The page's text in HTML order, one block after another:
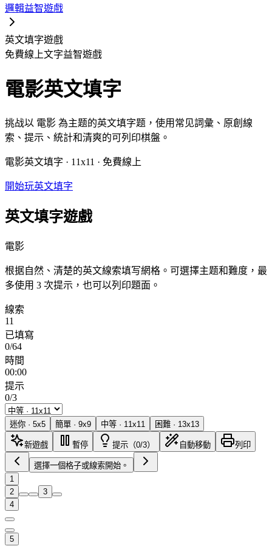
邏輯益智遊戲
英文填字遊戲
免費線上文字益智遊戲
電影英文填字
挑战以 電影 為主题的英文填字题，使用常见詞彙、原創線
索、提示、統計和清爽的可列印棋盤。
電影英文填字 · 11x11 · 免費線上
開始玩英文填字
英文填字遊戲
電影
根据自然、清楚的英文線索填写網格。可選擇主题和難度，最
多使用 3 次提示，也可以列印題面。
線索
11
已填寫
0/64
時間
00:00
提示
0/3
迷你 · 5x5 簡單 · 9x9 中等 · 11x11 困難 · 13x13
新遊戲 暫停 提示（0/3） 自動移動 列印
選擇一個格子或線索開始。
1
2
3
4
5